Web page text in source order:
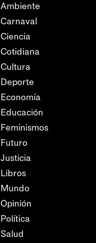
Ambiente
Carnaval
Ciencia
Cotidiana
Cultura
Deporte
Economía
Educación
Feminismos
Futuro
Justicia
Libros
Mundo
Opinión
Política
Salud